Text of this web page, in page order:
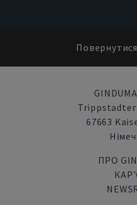
Trippstadter
67663
ПРО